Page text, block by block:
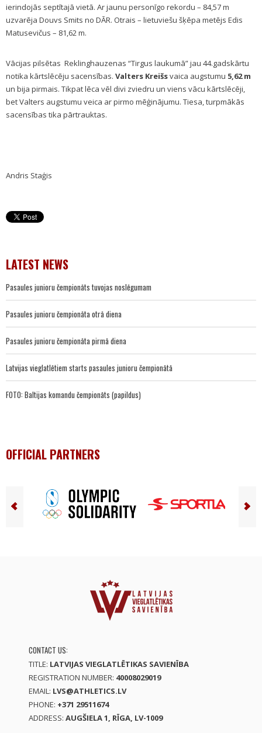
ierindojās septītajā vietā. Ar jaunu personīgo rekordu – 84,57 m
uzvarēja Douvs Smits no DĀR. Otrais – lietuviešu šķēpa metējs Edis
Matusevičus – 81,62 m.
Vācijas pilsētas Reklinghauzenas “Tirgus laukumā” jau 44.gadskārtu
notika kārtslēcēju sacensības. Valters Kreišsvaica augstumu 5,62 m
un bija pirmais. Tikpat lēca vēl divi zviedru un viens vācu kārtslēcēji,
bet Valters augstumu veica ar pirmo mēģinājumu. Tiesa, turpmākās
sacensības tika pārtrauktas.
Andris Staģis
LATEST NEWS
Pasaules junioru čempionāts tuvojas noslēgumam
Pasaules junioru čempionāta otrā diena
Pasaules junioru čempionāta pirmā diena
Latvijas vieglatlētiem starts pasaules junioru čempionātā
FOTO: Baltijas komandu čempionāts (papildus)
OFFICIAL PARTNERS
CONTACT US:
TITLE: LATVIJAS VIEGLATLĒTIKAS SAVIENĪBA
REGISTRATION NUMBER: 40008029019
EMAIL: LVS@ATHLETICS.LV
PHONE: +371 29511674
ADDRESS: AUGŠIELA 1, RĪGA, LV-1009